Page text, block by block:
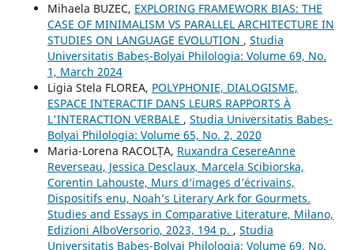
Mihaela BUZEC, EXPLORING FRAMEWORK BIAS: THE
CASE OF MINIMALISM VS PARALLEL ARCHITECTURE IN
STUDIES ON LANGUAGE EVOLUTION , Studia
Universitatis Babeș-Bolyai Philologia: Volume 69, No.
1, March 2024
Ligia Stela FLOREA, POLYPHONIE, DIALOGISME,
ESPACE INTERACTIF DANS LEURS RAPPORTS À
L'INTERACTION VERBALE , Studia Universitatis Babeș-
Bolyai Philologia: Volume 65, No. 2, 2020
Maria-Lorena RACOLȚA, Ruxandra CesereAnne
Reverseau, Jessica Desclaux, Marcela Scibiorska,
Corentin Lahouste, Murs d’images d’écrivains,
Dispositifs enu, Noah’s Literary Ark for Gourmets.
Studies and Essays in Comparative Literature, Milano,
Edizioni AlboVersorio, 2023, 194 p. , Studia
Universitatis Babeș-Bolyai Philologia: Volume 69, No.